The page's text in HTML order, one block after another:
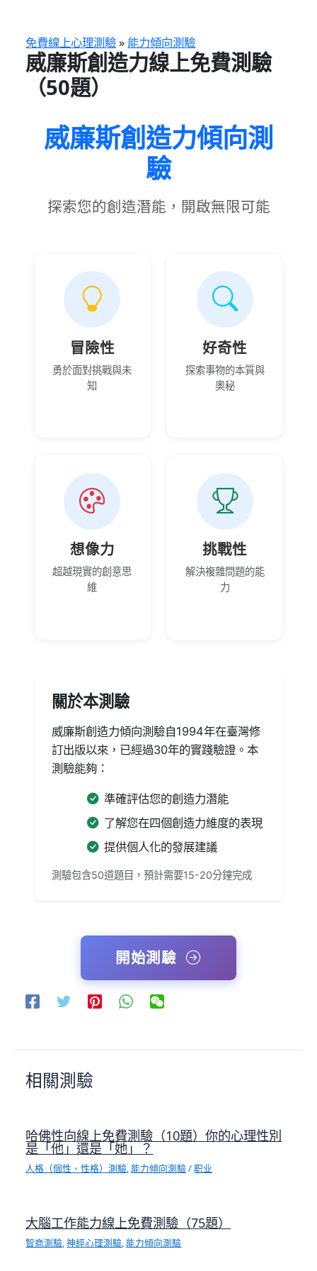
免費線上心理測驗» 能力傾向測驗
威廉斯創造力線上免費測驗
（50題）
威廉斯創造力傾向測
驗
探索您的創造潛能，開啟無限可能
冒險性
勇於面對挑戰與未
知
好奇性
探索事物的本質與
奧秘
想像力
超越現實的創意思
維
挑戰性
解決複雜問題的能
力
關於本測驗
威廉斯創造力傾向測驗自1994年在臺灣修
訂出版以來，已經過30年的實踐驗證。本
測驗能夠：
準確評估您的創造力潛能
了解您在四個創造力維度的表現
提供個人化的發展建議
測驗包含50道題目，預計需要15-20分鐘完成
開始測驗
相關測驗
哈佛性向線上免費測驗（10題）你的心理性別
是「他」還是「她」？
人格（個性、性格）測驗, 能力傾向測驗/职业
大腦工作能力線上免費測驗（75題）
智商測驗,神經心理測驗, 能力傾向測驗